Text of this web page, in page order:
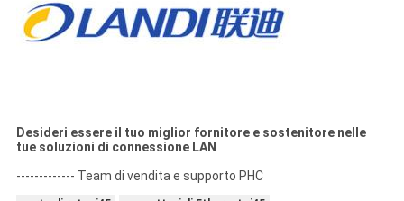
Desideri essere il tuo miglior fornitore e sostenitore nelle
tue soluzioni di connessione LAN
------------- Team di vendita e supporto PHC